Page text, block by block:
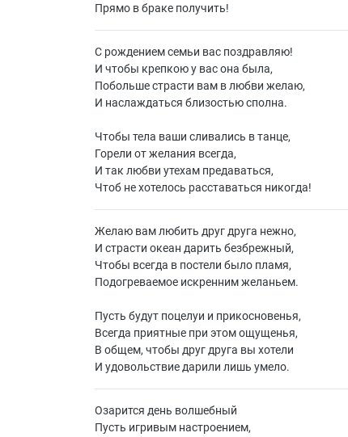
Прямо в браке получить!
С рождением семьи вас поздравляю!
И чтобы крепкою у вас она была,
Побольше страсти вам в любви желаю,
И наслаждаться близостью сполна.
Чтобы тела ваши сливались в танце,
Горели от желания всегда,
И так любви утехам предаваться,
Чтоб не хотелось расставаться никогда!
Желаю вам любить друг друга нежно,
И страсти океан дарить безбрежный,
Чтобы всегда в постели было пламя,
Подогреваемое искренним желаньем.
Пусть будут поцелуи и прикосновенья,
Всегда приятные при этом ощущенья,
В общем, чтобы друг друга вы хотели
И удовольствие дарили лишь умело.
Озарится день волшебный
Пусть игривым настроением,